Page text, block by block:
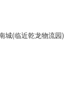
城(临近乾龙物流园)